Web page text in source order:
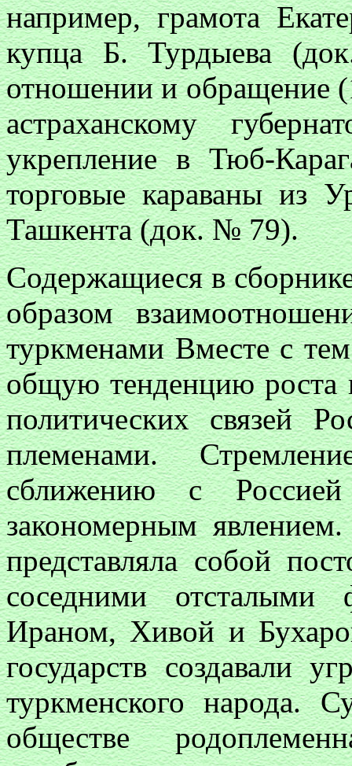
например, грамота
купца Б. Турдыева
отношении и обращение
астраханскому
укрепление в Тюб-
торговые караваны из
Ташкента (док. № 79).
Содержащиеся в
образом
туркменами Вместе с
общую тенденцию роста
политических связей
племенами.
сближению с
закономерным
представляла собой
соседними
Ираном, Хивой и
государств создавали
туркменского народа.
обществе